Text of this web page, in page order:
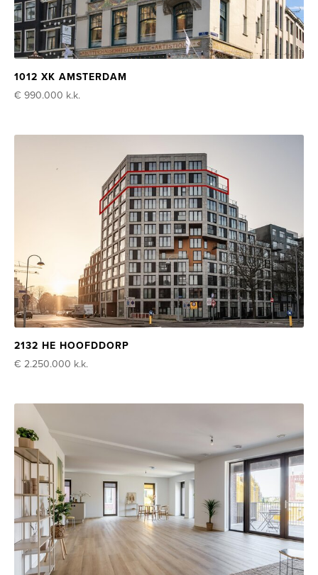
1012 XK AMSTERDAM
€ 990.000 k.k.
2132 HE HOOFDDORP
€ 2.250.000 k.k.